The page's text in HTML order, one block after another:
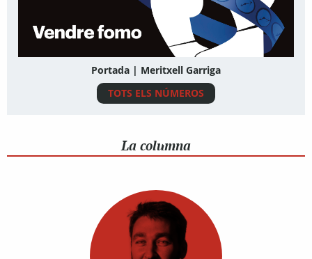
Portada | Meritxell Garriga
TOTS ELS NÚMEROS
La columna